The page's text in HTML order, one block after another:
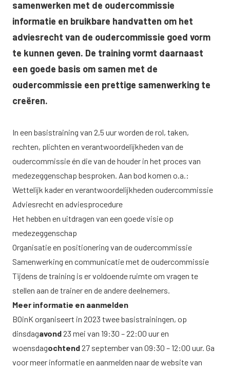
samenwerken met de oudercommissie
informatie en bruikbare handvatten om het
adviesrecht van de oudercommissie goed vorm
te kunnen geven. De training vormt daarnaast
een goede basis om samen met de
oudercommissie een prettige samenwerking te
creëren.
In een basistraining van 2,5 uur worden de rol, taken,
rechten, plichten en verantwoordelijkheden van de
oudercommissie én die van de houder in het proces van
medezeggenschap besproken. Aan bod komen o.a.:
Wettelijk kader en verantwoordelijkheden oudercommissie
Adviesrecht en adviesprocedure
Het hebben en uitdragen van een goede visie op
medezeggenschap
Organisatie en positionering van de oudercommissie
Samenwerking en communicatie met de oudercommissie
Tijdens de training is er voldoende ruimte om vragen te
stellen aan de trainer en de andere deelnemers.
Meer informatie en aanmelden
BOinK organiseert in 2023 twee basistrainingen, op
dinsdagavond 23 mei van 19:30 – 22:00 uur en
woensdagochtend 27 september van 09:30 – 12:00 uur. Ga
voor meer informatie en aanmelden naar dewebsite van